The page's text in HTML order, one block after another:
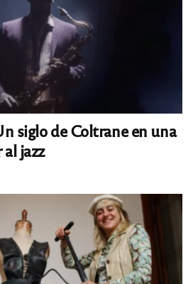
siglo de Coltrane en una
al jazz